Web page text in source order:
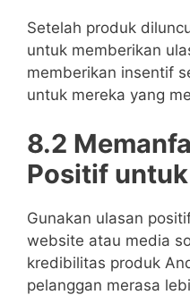
Setelah produk
untuk memberikan
memberikan insentif
untuk mereka yang
8.2
Positif
Gunakan ulasan
website atau media
kredibilitas produk
pelanggan merasa